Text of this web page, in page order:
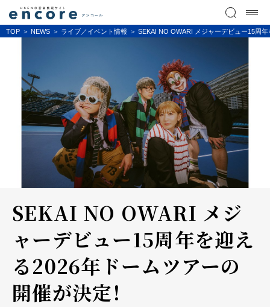
TOP NEWS ライブ／イベント情報 SEKAI NO OWARI メジャーデビュー15周
SEKAI NO OWARI メジ
ャーデビュー15周年を迎え
る2026年ドームツアーの
開催が決定！